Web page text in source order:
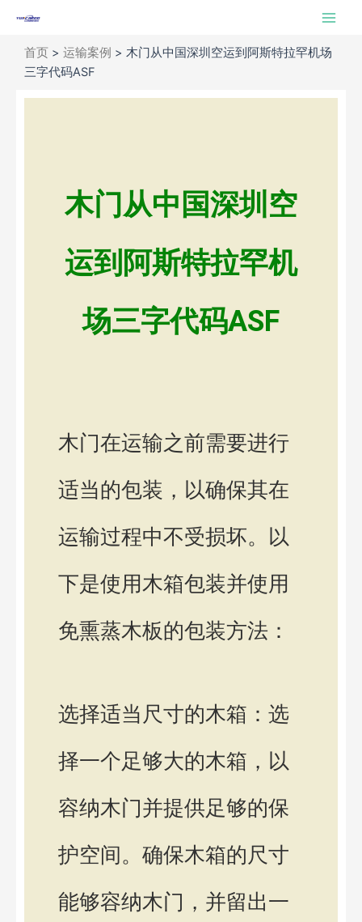
Main
首页 > 运输案例 > 木门从中国深圳空运到阿斯特拉罕机场
三字代码ASF
木门从中国深圳空
运到阿斯特拉罕机
场三字代码ASF
木门在运输之前需要进行
适当的包装，以确保其在
运输过程中不受损坏。以
下是使用木箱包装并使用
免熏蒸木板的包装方法：
选择适当尺寸的木箱：选
择一个足够大的木箱，以
容纳木门并提供足够的保
护空间。确保木箱的尺寸
能够容纳木门，并留出一